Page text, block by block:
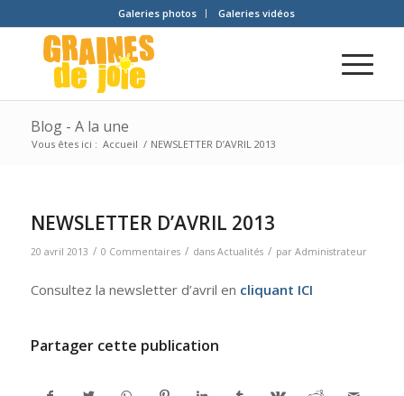
Galeries photos Galeries vidéos
Blog - A la une
Vous êtes ici : Accueil / NEWSLETTER D’AVRIL 2013
NEWSLETTER D’AVRIL 2013
20 avril 2013 / 0 Commentaires / dans Actualités / par Administrateur
Consultez la newsletter d’avril en cliquant ICI
Partager cette publication